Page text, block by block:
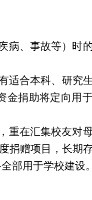
病、事故等）时
适合本科、研究
金捐助将定向用
重在汇集校友对
捐赠项目，长期
部用于学校建设